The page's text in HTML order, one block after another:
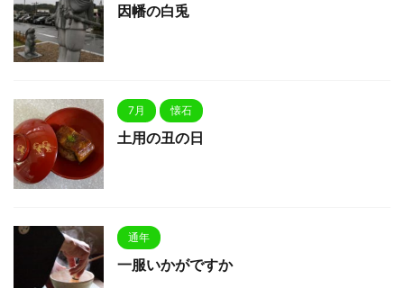
因幡の白兎
7月 懐石
土用の丑の日
通年
一服いかがですか